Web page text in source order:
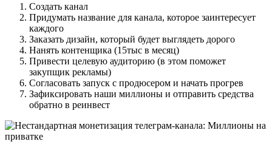
Создать канал
Придумать название для канала, которое заинтересует
каждого
Заказать дизайн, который будет выглядеть дорого
Нанять контенщика (15тыс в месяц)
Привести целевую аудиторию (в этом поможет
закупщик рекламы)
Согласовать запуск с продюсером и начать прогрев
Зафиксировать наши миллионы и отправить средства
обратно в реинвест